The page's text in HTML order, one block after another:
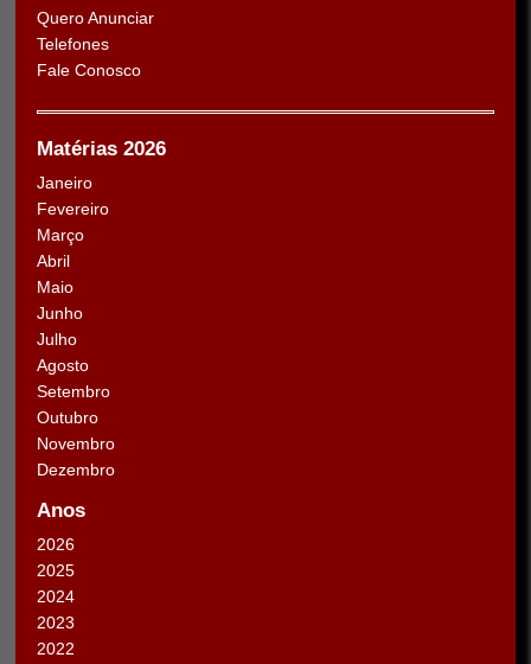
Quero Anunciar
Telefones
Fale Conosco
Matérias 2026
Janeiro
Fevereiro
Março
Abril
Maio
Junho
Julho
Agosto
Setembro
Outubro
Novembro
Dezembro
Anos
2026
2025
2024
2023
2022